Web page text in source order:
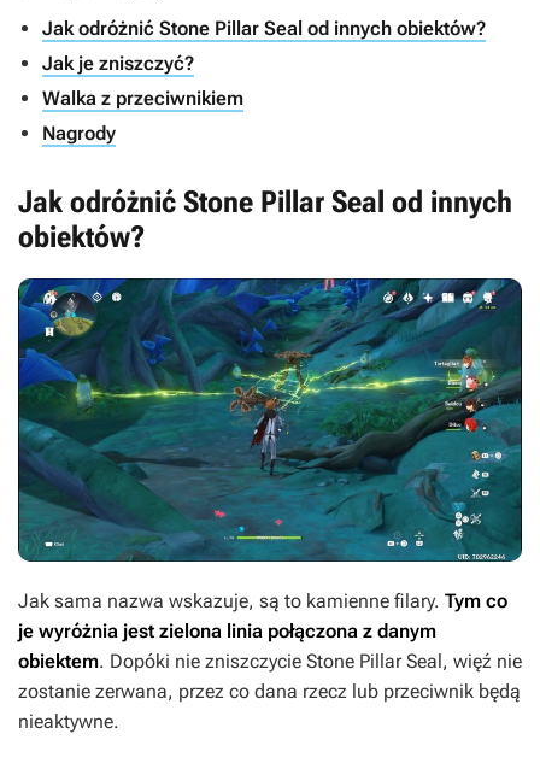
Jak odróżnić Stone Pillar Seal od innych obiektów?
Jak je zniszczyć?
Walka z przeciwnikiem
Nagrody
Jak odróżnić Stone Pillar Seal od innych
obiektów?
Jak sama nazwa wskazuje, są to kamienne filary. Tym co
je wyróżnia jest zielona linia połączona z danym
obiektem. Dopóki nie zniszczycie Stone Pillar Seal, więź nie
zostanie zerwana, przez co dana rzecz lub przeciwnik będą
nieaktywne.